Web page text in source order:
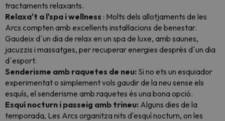
tractaments relaxants.
Relaxa't a l'spa i wellness : Molts dels allotjaments de les
Arcs compten amb excel·lents instal·lacions de benestar.
Gaudeix d´un dia de relax en un spa de luxe, amb saunes,
jacuzzis i massatges, per recuperar energies després d´un dia
d´esport.
Senderisme amb raquetes de neu: Si no ets un esquiador
experimentat o simplement vols gaudir de la neu sense els
esquís, el senderisme amb raquetes és una bona opció.
Esquí nocturn i passeig amb trineu: Alguns dies de la
temporada, Les Arcs organitza nits d'esquí nocturn, on les